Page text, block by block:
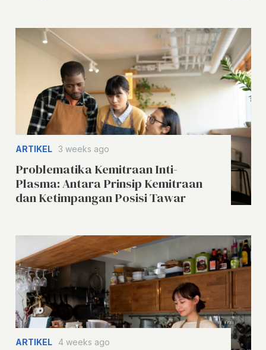
ARTIKEL 3 weeks ago
Problematika Kemitraan Inti-
Plasma: Antara Prinsip Kemitraan
dan Ketimpangan Posisi Tawar
ARTIKEL 4 weeks ago